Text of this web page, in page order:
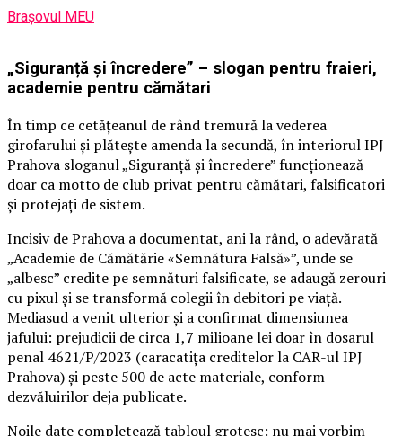
Brașovul MEU
„Siguranță și încredere” – slogan pentru fraieri,
academie pentru cămătari
În timp ce cetățeanul de rând tremură la vederea
girofarului și plătește amenda la secundă, în interiorul IPJ
Prahova sloganul „Siguranță și încredere” funcționează
doar ca motto de club privat pentru cămătari, falsificatori
și protejați de sistem.
Incisiv de Prahova a documentat, ani la rând, o adevărată
„Academie de Cămătărie «Semnătura Falsă»”, unde se
„albesc” credite pe semnături falsificate, se adaugă zerouri
cu pixul și se transformă colegii în debitori pe viață.
Mediasud a venit ulterior și a confirmat dimensiunea
jafului: prejudicii de circa 1,7 milioane lei doar în dosarul
penal 4621/P/2023 (caracatița creditelor la CAR-ul IPJ
Prahova) și peste 500 de acte materiale, conform
dezvăluirilor deja publicate.
Noile date completează tabloul grotesc: nu mai vorbim